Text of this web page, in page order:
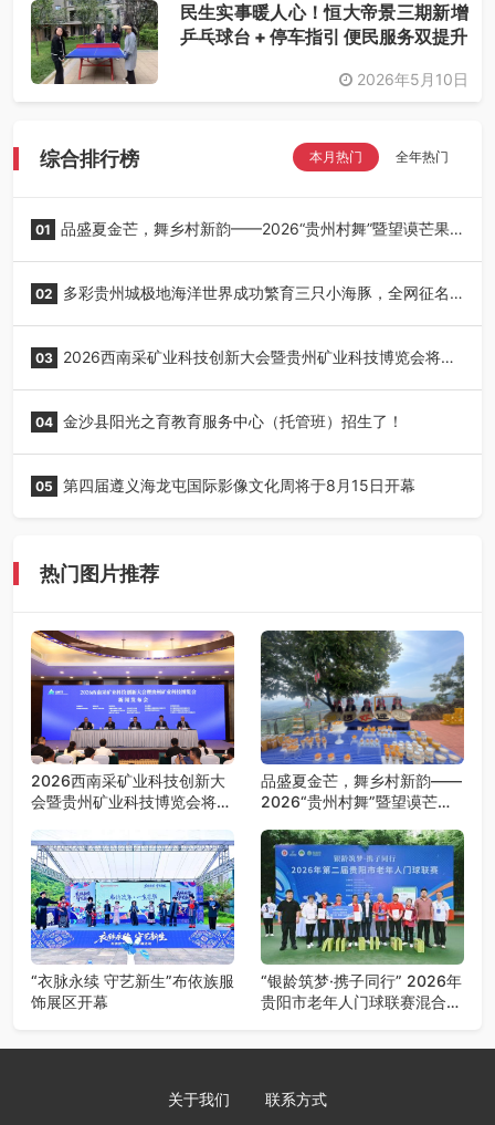
民生实事暖人心！恒大帝景三期新增
乒乓球台 + 停车指引 便民服务双提升
2026年5月10日
综合排行榜 本月热门 全年热门
01 品盛夏金芒，舞乡村新韵——2026“贵州村舞”暨望谟芒果
02 多彩贵州城极地海洋世界成功繁育三只小海豚，全网征名
03 2026西南采矿业科技创新大会暨贵州矿业科技博览会将在
04 金沙县阳光之育教育服务中心（托管班）招生了！
05 第四届遵义海龙屯国际影像文化周将于8月15日开幕
热门图片推荐
2026西南采矿业科技创新大
会暨贵州矿业科技博览会将在
品盛夏金芒，舞乡村新韵——
2026“贵州村舞”暨望谟芒果
“衣脉永续 守艺新生”布依族服
饰展区开幕
“银龄筑梦·携子同行” 2026年
贵阳市老年人门球联赛混合团
关于我们 联系方式